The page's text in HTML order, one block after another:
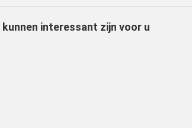
interessant zijn voor u